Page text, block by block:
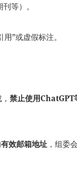
等）。
”或虚假标注。
，​禁止使用
​有效邮箱地址​ ，组委